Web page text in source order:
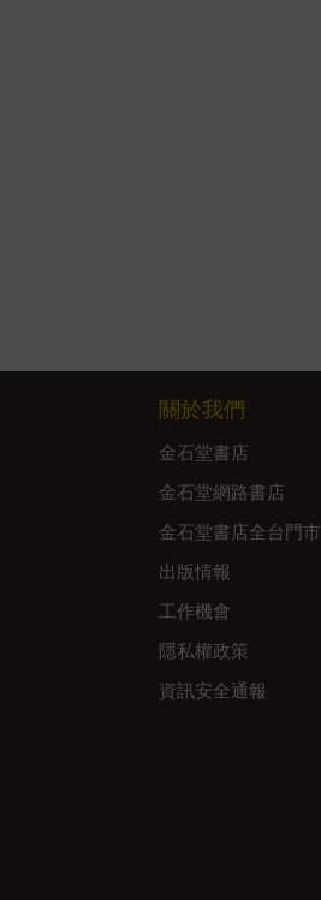
關於我們
金石堂書店
金石堂網路書店
金石堂書店全台門市
出版情報
工作機會
隱私權政策
資訊安全通報